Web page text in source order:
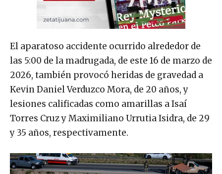
El aparatoso accidente ocurrido alrededor de
las 5:00 de la madrugada, de este 16 de marzo de
2026, también provocó heridas de gravedad a
Kevin Daniel Verduzco Mora, de 20 años, y
lesiones calificadas como amarillas a Isaí
Torres Cruz y Maximiliano Urrutia Isidra, de 29
y 35 años, respectivamente.